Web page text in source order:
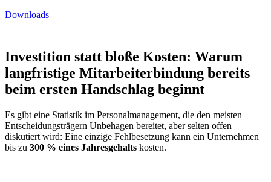
Downloads
Investition statt bloße Kosten: Warum
langfristige Mitarbeiterbindung bereits
beim ersten Handschlag beginnt
Es gibt eine Statistik im Personalmanagement, die den meisten
Entscheidungsträgern Unbehagen bereitet, aber selten offen
diskutiert wird: Eine einzige Fehlbesetzung kann ein Unternehmen
bis zu 300 % eines Jahresgehalts kosten.